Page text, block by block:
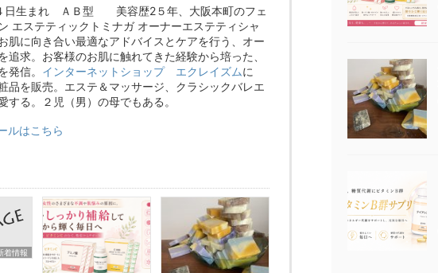
日生まれ ＡＢ型 美容歴2５年、大阪本町のフェ
エステティックトミナガ オーナーエステティシャ
肌に向き合い最適なアドバイスとケアを行う、オー
追求。お客様のお肌に触れてきた経験から培った、
発信。 インターネットショップ エクレイズムに
品を販売。エステ＆マッサージ、クラシックバレエ
する。２児（男）の母でもある。
ルはこちら
着情報